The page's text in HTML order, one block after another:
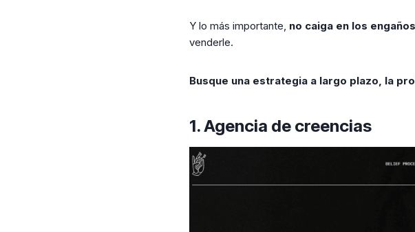
Y lo más importante, no caiga en los
venderle.
Busque una estrategia a largo plazo, la
1. Agencia de creencias